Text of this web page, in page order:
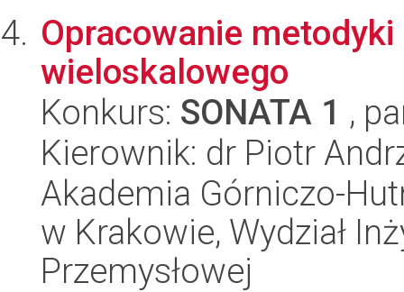
Opracowanie
wieloskalowego
Konkurs: SONATA 1 ,
Kierownik: dr Piotr
Akademia Górniczo-
w Krakowie, Wydział
Przemysłowej